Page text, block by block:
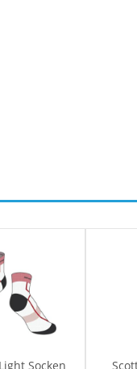
Socken